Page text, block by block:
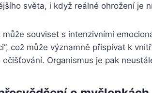
světa, i když reálné ohrožení je
souviset s intenzivními
což může významně přispívat k
Organismus je pak